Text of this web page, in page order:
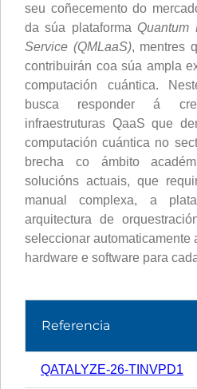
seu coñecemento do
da súa plataformaQuantum
Service (QMLaaS), mentres
contribuirán coa súa ampla
computación cuántica.
busca responder á
infraestruturas QaaS que
computación cuántica no
brecha co ámbito
solucións actuais, que
manual complexa, a
arquitectura de
seleccionar automaticamente
hardware e software para
Referencia
QATALYZE-26-TINVPD1